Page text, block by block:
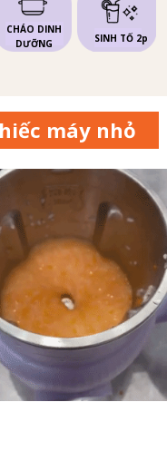
CHÁO DINH
DƯỠNG
SINH TỐ 2p
máy nhỏ